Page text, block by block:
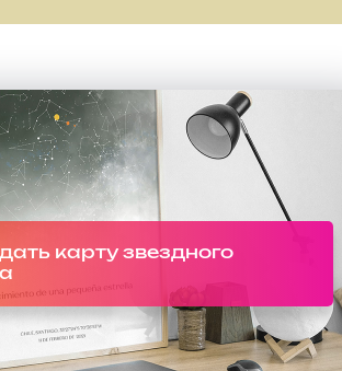
карту звездного